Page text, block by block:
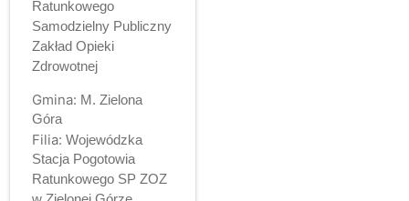
Ratunkowego
Samodzielny Publiczny
Zakład Opieki
Zdrowotnej
Gmina: M. Zielona
Góra
Filia: Wojewódzka
Stacja Pogotowia
Ratunkowego SP ZOZ